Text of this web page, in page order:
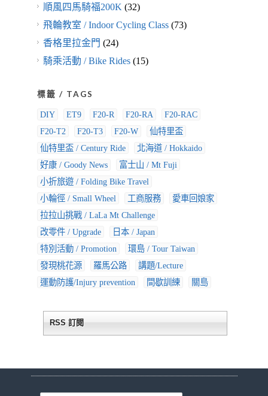
順風四馬騎福200K (32)
飛輪教室 / Indoor Cycling Class(73)
香格里拉金門 (24)
騎乘活動 / Bike Rides(15)
標籤 / TAGS
DIY ET9 F20-R F20-RA
F20-RAC
F20-T2
F20-T3 F20-W
仙特里盃
仙特里盃 / Century Ride
北海道 / Hokkaido
好康 / Goody News
富士山 / Mt Fuji
小折旅遊 / Folding Bike Travel
小輪徑 / Small Wheel
工商服務
愛車回娘家
拉拉山挑戰 / LaLa Mt Challenge
改零件 / Upgrade
日本 / Japan
特別活動 / Promotion
環島 / Tour Taiwan
發現桃花源
羅馬公路
講題/Lecture
運動防護/Injury prevention
間歇訓練 關島
RSS 訂閱